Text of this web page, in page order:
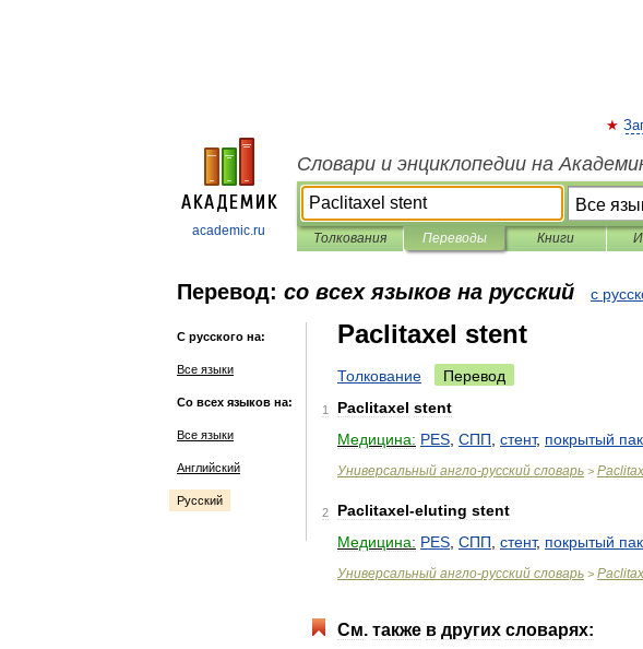
academic.ru
Словари и энциклопедии на
Толкования Переводы Книги
Перевод: со всех языков на русский с
С русского на:
Все языки
Со всех языков на:
Все языки
Английский
Русский
Paclitaxel stent
Толкование Перевод
1 Paclitaxel stent
Медицина: PES СПП стент, покрытый
Универсальный англо-русский словарь >
2 Paclitaxel-eluting stent
Медицина: PES СПП стент, покрытый
Универсальный англо-русский словарь >
См. также в других словарях: